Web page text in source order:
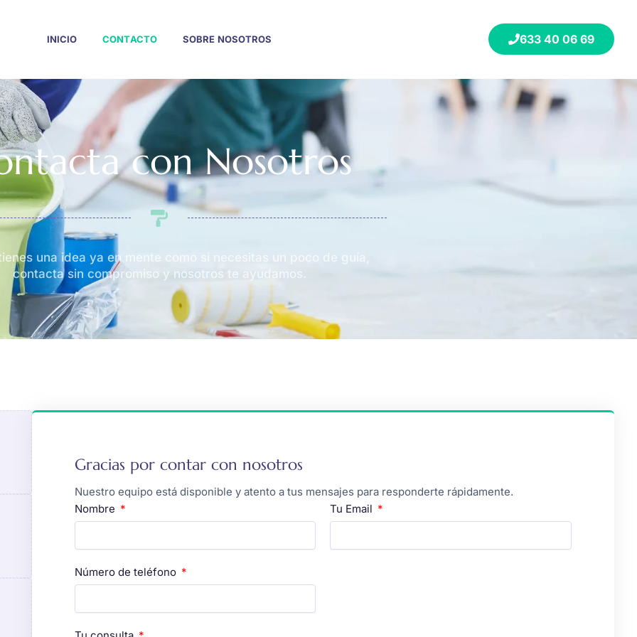
INICIO CONTACTO SOBRE NOSOTROS 633 40 06 69
con Nosotros
una idea ya en mente como si necesitas un poco de guía,
contacta sin compromiso y nosotros te ayudamos.
Gracias por contar con nosotros
Nuestro equipo está disponible y atento a tus mensajes para responderte rápidamente.
Nombre
Tu Email
Número de teléfono